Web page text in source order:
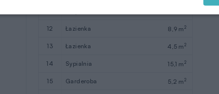
12 łazienka 8,9 m2
13 łazienka 4,5 m2
14 sypialnia 15,1 m2
15 garderoba 5,2 m2